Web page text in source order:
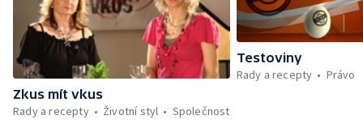
Zkus mít vkus
Rady a recepty
Životní styl Společnost
Testoviny
Rady a recepty
Právo